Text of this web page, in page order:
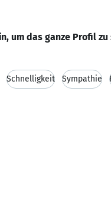
um das ganze Profil zu
Schnelligkeit Sympathie